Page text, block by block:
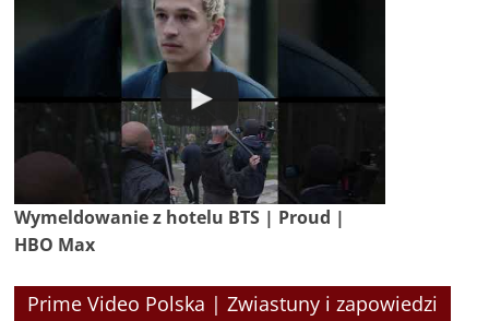
Wymeldowanie z hotelu BTS | Proud |
HBO Max
Prime Video Polska | Zwiastuny i zapowiedzi